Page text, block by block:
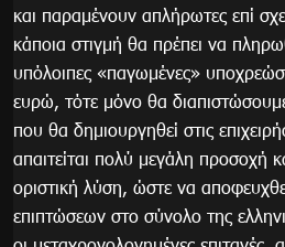
και παραμένουν απλήρωτες επί
κάποια στιγμή θα πρέπει να
υπόλοιπες «παγωμένες»
ευρώ, τότε μόνο θα
που θα δημιουργηθεί στις
απαιτείται πολύ μεγάλη προσοχή
οριστική λύση, ώστε να
επιπτώσεων στο σύνολο της